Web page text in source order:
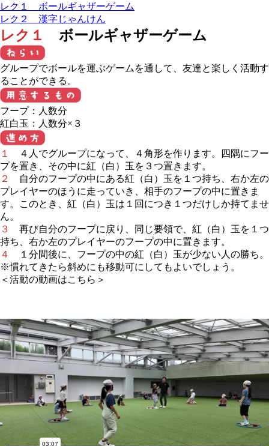
レク１ ボールギャザーゲーム
レク２ 漢字じゃんけん
レク１ ボールギャザーゲーム
グループでボールを運ぶゲームを通して、友達と楽しく活動す
ることができる。
フープ：人数分
紅白玉：人数分×３
１
４人でグループになって、４角形を作ります。四隅にフー
プを置き、その中に紅（白）玉を３つ置きます。
２
自分のフープの中にある紅（白）玉を１つ持ち、右か左の
プレイヤーのほうに走っていき、相手のフープの中に置きま
す。このとき、紅（白）玉は１回につき１つだけしか持てませ
ん。
３
再び自分のフープに戻り、同じ要領で、紅（白）玉を１つ
持ち、右か左のプレイヤーのフープの中に置きます。
４
１分間後に、フープの中の紅（白）玉が少ない人の勝ち。
※慣れてきたら斜めにも移動可にしてもよいでしょう。
＜活動の動画はこちら＞